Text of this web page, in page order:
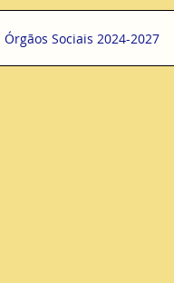
Órgãos Sociais 2024-2027